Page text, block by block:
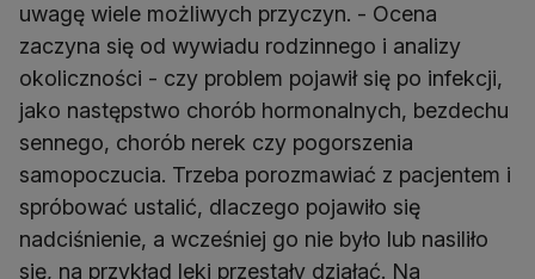
uwagę wiele możliwych przyczyn. - Ocena
zaczyna się od wywiadu rodzinnego i analizy
okoliczności - czy problem pojawił się po infekcji,
jako następstwo chorób hormonalnych, bezdechu
sennego, chorób nerek czy pogorszenia
samopoczucia. Trzeba porozmawiać z pacjentem i
spróbować ustalić, dlaczego pojawiło się
nadciśnienie, a wcześniej go nie było lub nasiliło
się, na przykład leki przestały działać. Na